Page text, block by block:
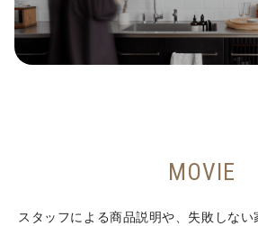
MOVIE
スタッフによる商品説明や、失敗しな